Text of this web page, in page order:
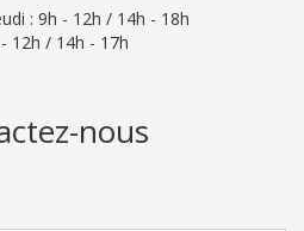
: 9h - 12h / 14h - 18h
12h / 14h - 17h
nous